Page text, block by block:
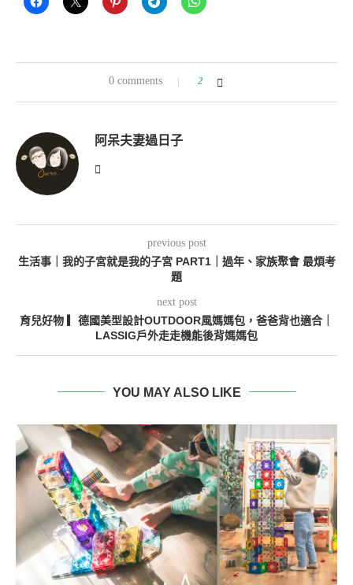
0 comments 2
阿呆夫妻過日子
previous post
生活事｜我的子宮就是我的子宮 PART1｜過年、家族聚會 最煩考
題
next post
育兒好物 ▎德國美型設計OUTDOOR風媽媽包，爸爸背也適合｜
LASSIG戶外走走機能後背媽媽包
YOU MAY ALSO LIKE